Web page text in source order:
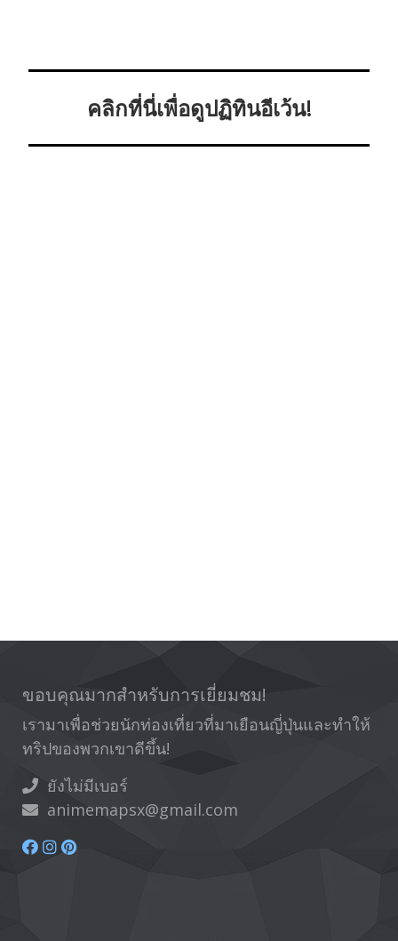
คลิกที่นี่เพื่อดูปฏิทินอีเว้น!
ขอบคุณมากสำหรับการเยี่ยมชม!
เรามาเพื่อช่วยนักท่องเที่ยวที่มาเยือนญี่ปุ่นและทำให้
ทริปของพวกเขาดีขึ้น!
ยังไม่มีเบอร์
animemapsx@gmail.com